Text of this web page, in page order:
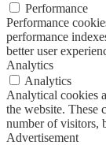
Performance
Performance
performance
better user
Analytics
Analytics
Analytical cookies
the website. These
number of visitors,
Advertisement